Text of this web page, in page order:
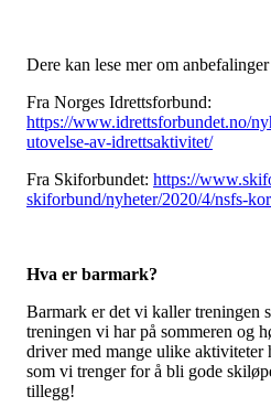
Dere kan lese mer om
Fra Norges Idrettsforbund:
https://www.idrettsforbundet.no/
utovelse-av-idrettsaktivitet/
Fra Skiforbundet: https://
skiforbund/nyheter/2020/4/nsfs-
Hva er barmark?
Barmark er det vi kaller treningen
treningen vi har på sommeren og
driver med mange ulike
som vi trenger for å bli gode
tillegg!